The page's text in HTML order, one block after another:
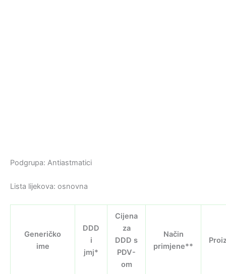
Podgrupa: Antiastmatici
Lista lijekova: osnovna
Generičko
ime
DDD
i
jmj*
Cijena
za
DDD s
PDV-
om
Način
primjene**